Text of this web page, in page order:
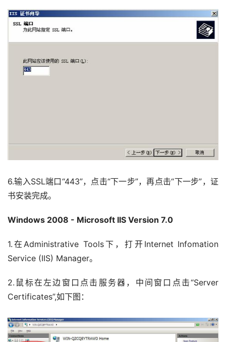
6.输入SSL端口“443”，点击“下一步”，再点击“下一步”，证
书安装完成。
Windows 2008 - Microsoft IIS Version 7.0
1.在Administrative Tools下，打开Internet Infomation
Service (IIS) Manager。
2.鼠标在左边窗口点击服务器，中间窗口点击“Server
Certificates”,如下图：